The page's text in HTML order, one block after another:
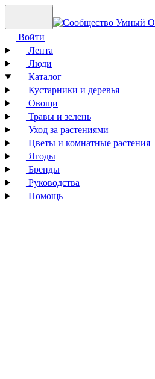
Войти
Лента
Люди
Каталог
Кустарники и деревья
Овощи
Травы и зелень
Уход за растениями
Цветы и комнатные растения
Ягоды
Бренды
Руководства
Помощь